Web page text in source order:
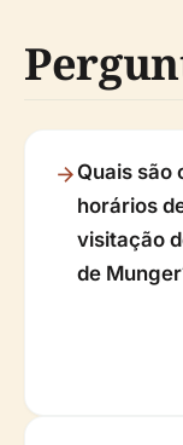
Quais são
horários
visitação
de